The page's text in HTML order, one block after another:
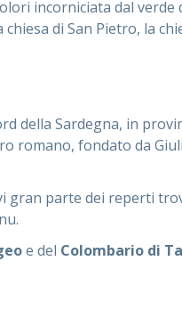
incorniciata dal verde
di San Pietro, la
della Sardegna, in
romano, fondato da
gran parte dei reperti
e del Colombario di